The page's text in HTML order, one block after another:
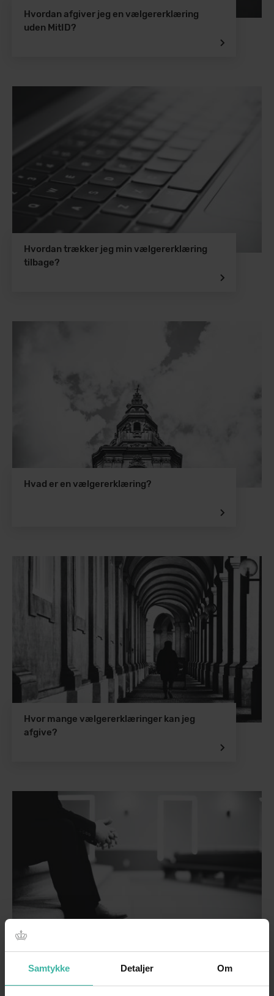
Samtykke Detaljer Om
Hvordan afgiver jeg en vælgererklæring
uden MitID?
Hvordan trækker jeg min vælgererklæring
tilbage?
Hvad er en vælgererklæring?
Hvor mange vælgererklæringer kan jeg
afgive?
Hvorfor skal jeg vente 7 dage?